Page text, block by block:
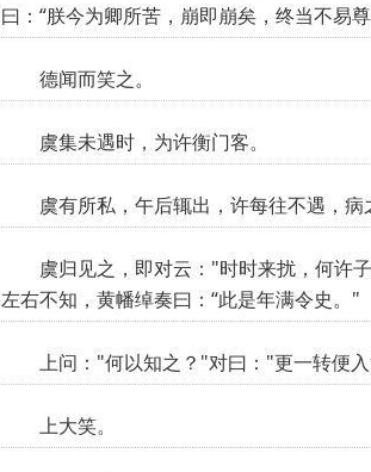
曰：“朕今为卿所苦，崩即崩矣，终当不易
德闻而笑之。
虞集未遇时，为许衡门客。
虞有所私，午后辄出，许每往不遇，
虞归见之，即对云："时时来扰，何许
左右不知，黄幡绰奏曰：“此是年满令史。"
上问："何以知之？"对曰："更一转便
上大笑。